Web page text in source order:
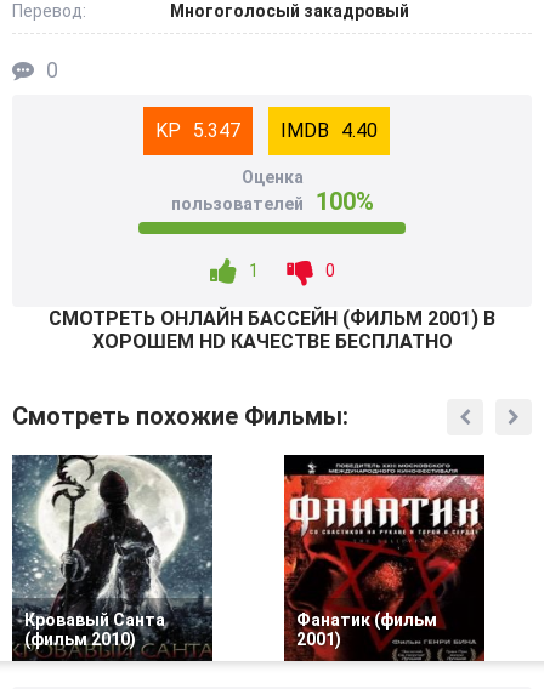
Перевод:
Многоголосый закадровый
0
5.347 4.40
Оценка
пользователей
100%
1 0
СМОТРEТЬ ОНЛАЙН БАССЕЙН (ФИЛЬМ 2001) В
ХОРОШЕМ HD КАЧЕСТВЕ БЕСПЛАТНО
Смотреть похожие Фильмы:
Кровавый Санта
(фильм 2010)
Фанатик (фильм
2001)